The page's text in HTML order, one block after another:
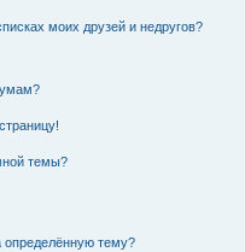
моих друзей и недругов?
темы?
определённую тему?